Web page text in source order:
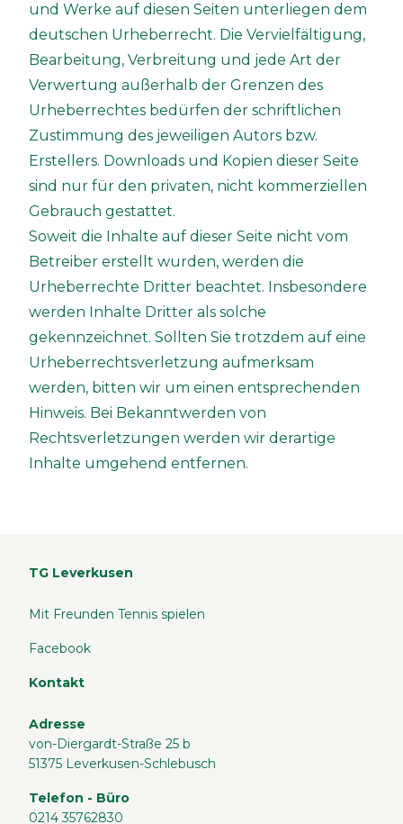
und Werke auf diesen Seiten unterliegen dem
deutschen Urheberrecht. Die Vervielfältigung,
Bearbeitung, Verbreitung und jede Art der
Verwertung außerhalb der Grenzen des
Urheberrechtes bedürfen der schriftlichen
Zustimmung des jeweiligen Autors bzw.
Erstellers. Downloads und Kopien dieser Seite
sind nur für den privaten, nicht kommerziellen
Gebrauch gestattet.
Soweit die Inhalte auf dieser Seite nicht vom
Betreiber erstellt wurden, werden die
Urheberrechte Dritter beachtet. Insbesondere
werden Inhalte Dritter als solche
gekennzeichnet. Sollten Sie trotzdem auf eine
Urheberrechtsverletzung aufmerksam
werden, bitten wir um einen entsprechenden
Hinweis. Bei Bekanntwerden von
Rechtsverletzungen werden wir derartige
Inhalte umgehend entfernen.
TG Leverkusen
Mit Freunden Tennis spielen
Facebook
Kontakt
Adresse
von-Diergardt-Straße 25 b
51375 Leverkusen-Schlebusch
Telefon - Büro
0214 35762830